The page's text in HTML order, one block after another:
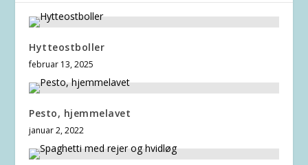
Hytteostboller
februar 13, 2025
Pesto, hjemmelavet
januar 2, 2022